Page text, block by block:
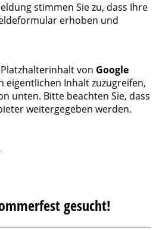
stimmen Sie zu, dass Ihre
erhoben und
von Google
eigentlichen Inhalt zuzugreifen,
unten. Bitte beachten Sie, dass
weitergegeben werden.
gesucht!